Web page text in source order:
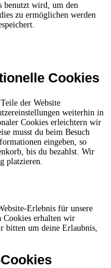
benutzt wird, um den
zu ermöglichen werden
Cookies
der Website
weiterhin in
Cookies erleichtern wir
musst du beim Besuch
eingeben, so
bis du bezahlst. Wir
platzieren.
Erlebnis für unsere
Cookies erhalten wir
bitten um deine Erlaubnis,